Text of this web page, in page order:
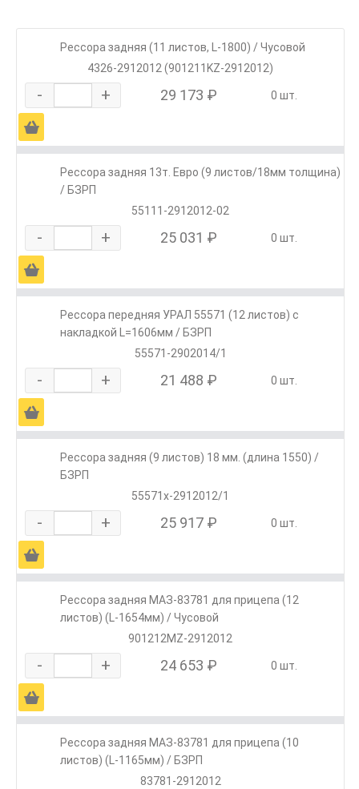
Рессора задняя (11 листов, L-1800) / Чусовой
4326-2912012 (901211KZ-2912012)
- + 29 173 ₽ 0 шт.
Ä
Рессора задняя 13т. Евро (9 листов/18мм толщина)
/ БЗРП
55111-2912012-02
- + 25 031 ₽ 0 шт.
Ä
Рессора передняя УРАЛ 55571 (12 листов) с
накладкой L=1606мм / БЗРП
55571-2902014/1
- + 21 488 ₽ 0 шт.
Ä
Рессора задняя (9 листов) 18 мм. (длина 1550) /
БЗРП
55571х-2912012/1
- + 25 917 ₽ 0 шт.
Ä
Рессора задняя МАЗ-83781 для прицепа (12
листов) (L-1654мм) / Чусовой
901212MZ-2912012
- + 24 653 ₽ 0 шт.
Ä
Рессора задняя МАЗ-83781 для прицепа (10
листов) (L-1165мм) / БЗРП
83781-2912012